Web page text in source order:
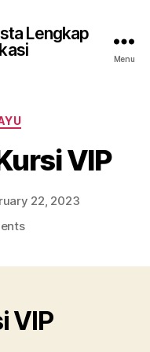
Lengkap
Menu
VIP
22, 2023
on
VIP